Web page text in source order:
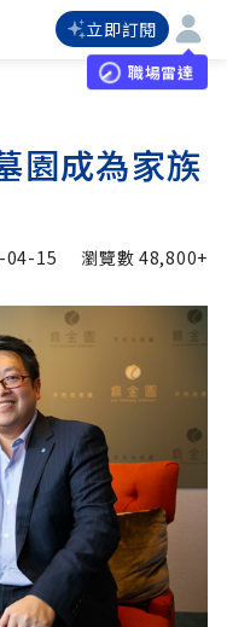
立即訂閱
職場雷達
園成為家族
04-15 瀏覽數48,800+